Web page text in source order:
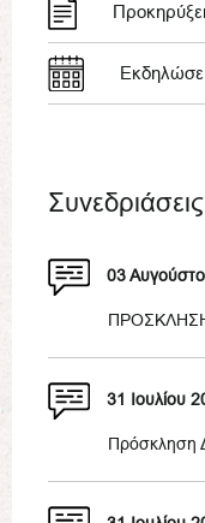
Συνεδριάσεις
03
31 Ιουλίου
Πρόσκληση